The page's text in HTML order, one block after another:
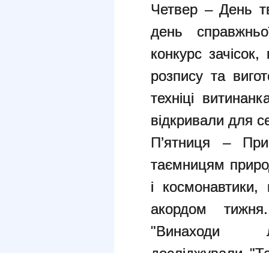
Четвер – День
день
конкурс зачісок,
розпису та
техніці
відкривали для
П’ятниця –
таємницям
і
акордом
"Винаходи